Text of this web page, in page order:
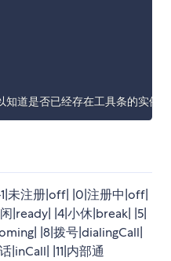
未注册|off| |0|注册中|off|
|ready| |4|小休|break| |5|
|8|拨号|dialingCall|
|inCall| |11|内部通